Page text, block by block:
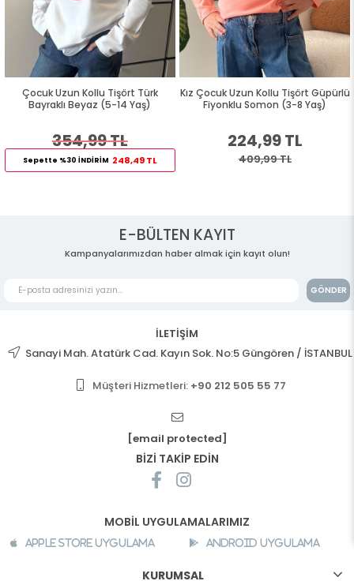
Çocuk Uzun Kollu Tişört Türk
Bayraklı Beyaz (5-14 Yaş)
354,99 TL
Sepette %30 İNDİRİM 248,49 TL
Kız Çocuk Uzun Kollu Tişört Güpürlü
Fiyonklu Somon (3-8 Yaş)
224,99 TL
409,99 TL
E-BÜLTEN KAYIT
Kampanyalarımızdan haber almak için kayıt olun!
GÖNDER
İLETİŞİM
Sanayi Mah. Atatürk Cad. Kayın Sok. No:5 Güngören / İSTANBUL
Müşteri Hizmetleri: +90 212 505 55 77
[email protected]
BİZİ TAKİP EDİN
MOBİL UYGULAMALARIMIZ
Apple Store Uygulama Android Uygulama
KURUMSAL